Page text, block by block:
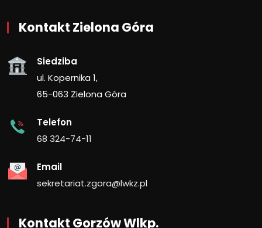
Kontakt Zielona Góra
Siedziba
ul. Kopernika 1,
65-063 Zielona Góra
Telefon
68 324-74-11
Email
sekretariat.zgora@lwkz.pl
Kontakt Gorzów Wlkp.